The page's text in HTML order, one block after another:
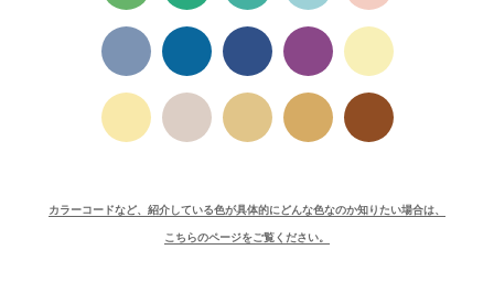
カラーコードなど、紹介している色が具体的にどんな色なのか知りたい場合は、
こちらのページをご覧ください。